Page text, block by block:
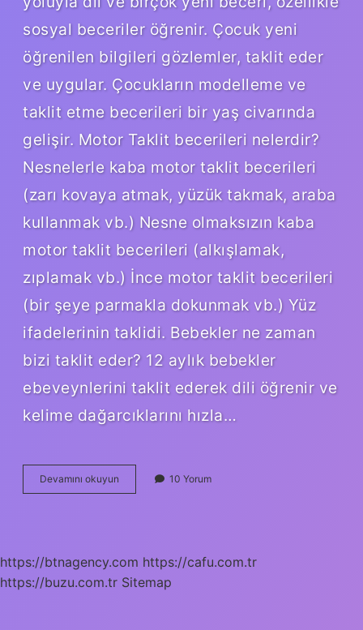
sosyal beceriler öğrenir. Çocuk yeni
öğrenilen bilgileri gözlemler, taklit eder
ve uygular. Çocukların modelleme ve
taklit etme becerileri bir yaş civarında
gelişir. Motor Taklit becerileri nelerdir?
Nesnelerle kaba motor taklit becerileri
(zarı kovaya atmak, yüzük takmak, araba
kullanmak vb.) Nesne olmaksızın kaba
motor taklit becerileri (alkışlamak,
zıplamak vb.) İnce motor taklit becerileri
(bir şeye parmakla dokunmak vb.) Yüz
ifadelerinin taklidi. Bebekler ne zaman
bizi taklit eder? 12 aylık bebekler
ebeveynlerini taklit ederek dili öğrenir ve
kelime dağarcıklarını hızla…
Devamını okuyun
Becerisi
10 Yorum
https://btnagency.com https://cafu.com.tr
https://buzu.com.tr Sitemap